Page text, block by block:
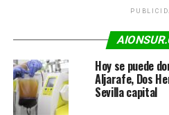
Hoy se puede
Aljarafe, Dos
Sevilla capital